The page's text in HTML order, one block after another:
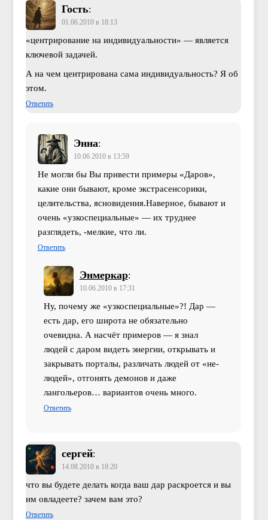
Гость:
01.06.2010 в 18:13
«центрирование на индивидуальности» — является
ключевой задачей.
А на чем центрирована сама индивидуальность? Я об
этом.
Ответить
Энна:
10.06.2010 в 13:59
Не могли бы Вы привести примеры «Даров»,
какие они бывают, кроме экстрасенсорики,
целительства, ясновидения.Наверное, бывают и
очень «узкоспециальные» — их труднее
разглядеть, -мелкие, что ли.
Ответить
Энмеркар:
10.06.2010 в 17:31
Ну, почему же «узкоспециальные»?! Дар —
есть дар, его широта не обязательно
очевидна. А насчёт примеров — я знал
людей с даром видеть энергии, открывать и
закрывать порталы, различать людей от «не-
людей», отгонять демонов и даже
лангольеров… вариантов очень много.
Ответить
сергей:
14.08.2010 в 18:20
что вы будете делать когда ваш дар раскроется и вы
им овладеете? зачем вам это?
Ответить